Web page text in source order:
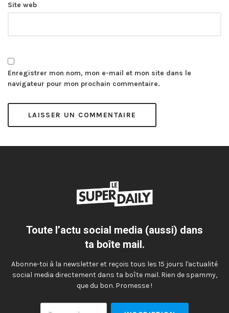
Site web
Enregistrer mon nom, mon e-mail et mon site dans le
navigateur pour mon prochain commentaire.
Toute l’actu social media (aussi) dans
ta boîte mail.
Abonne-toi à la newsletter et reçois tous les 15 jours l'actualité
social media directement dans ta boîte mail. Rien de spammy,
que du bon. Promesse !